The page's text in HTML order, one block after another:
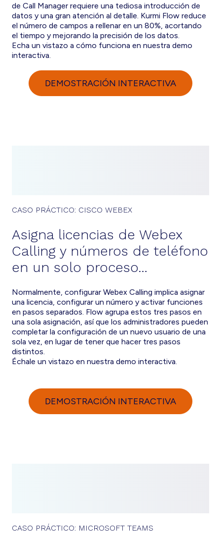
de Call Manager requiere una tediosa introducción de
datos y una gran atención al detalle. Kurmi Flow reduce
el número de campos a rellenar en un 80%, acortando
el tiempo y mejorando la precisión de los datos.
Echa un vistazo a cómo funciona en nuestra demo
interactiva.
DEMOSTRACIÓN INTERACTIVA
CASO PRÁCTICO: CISCO WEBEX
Asigna licencias de Webex
Calling y números de teléfono
en un solo proceso…
Normalmente, configurar Webex Calling implica asignar
una licencia, configurar un número y activar funciones
en pasos separados. Flow agrupa estos tres pasos en
una sola asignación, así que los administradores pueden
completar la configuración de un nuevo usuario de una
sola vez, en lugar de tener que hacer tres pasos
distintos.
Échale un vistazo en nuestra demo interactiva.
DEMOSTRACIÓN INTERACTIVA
CASO PRÁCTICO: MICROSOFT TEAMS